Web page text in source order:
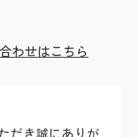
わせはこちら